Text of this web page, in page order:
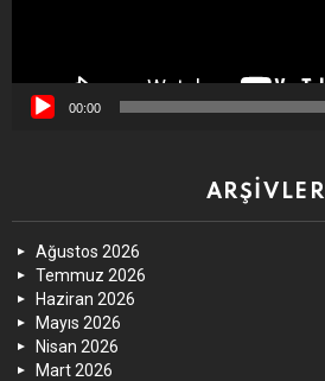
00:00
ARŞIVLER
Ağustos 2026
Temmuz 2026
Haziran 2026
Mayıs 2026
Nisan 2026
Mart 2026